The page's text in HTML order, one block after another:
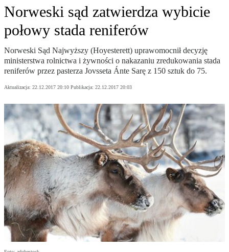
Norweski sąd zatwierdza wybicie
połowy stada reniferów
Norweski Sąd Najwyższy (Hoyesterett) uprawomocnił decyzję
ministerstwa rolnictwa i żywności o nakazaniu zredukowania stada
reniferów przez pasterza Jovsseta Ánte Sarę z 150 sztuk do 75.
Aktualizacja: 22.12.2017 20:10 Publikacja: 22.12.2017 20:03